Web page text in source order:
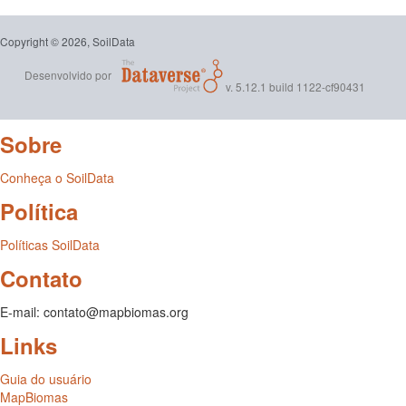
Copyright © 2026, SoilData
Desenvolvido por
v. 5.12.1 build 1122-cf90431
Sobre
Conheça o SoilData
Política
Políticas SoilData
Contato
E-mail: contato@mapbiomas.org
Links
Guia do usuário
MapBiomas